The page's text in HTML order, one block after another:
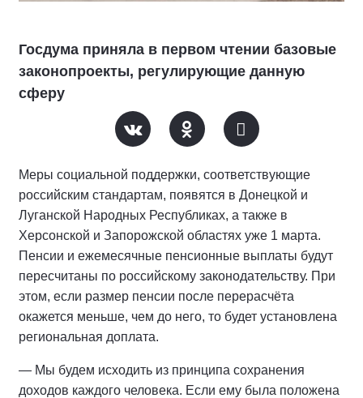
Госдума приняла в первом чтении базовые
законопроекты, регулирующие данную
сферу
Меры социальной поддержки, соответствующие
российским стандартам, появятся в Донецкой и
Луганской Народных Республиках, а также в
Херсонской и Запорожской областях уже 1 марта.
Пенсии и ежемесячные пенсионные выплаты будут
пересчитаны по российскому законодательству. При
этом, если размер пенсии после перерасчёта
окажется меньше, чем до него, то будет установлена
региональная доплата.
— Мы будем исходить из принципа сохранения
доходов каждого человека. Если ему была положена